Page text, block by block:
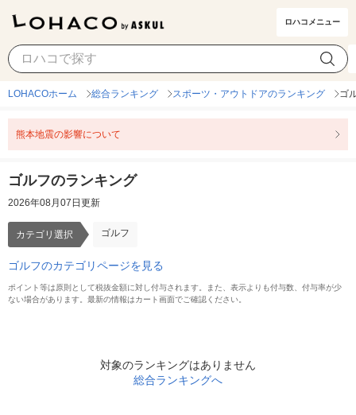
ロハコメニュー
ゴルフ カテゴリ選択
LOHACOホーム 総合ランキング スポーツ・アウトドアのランキング ゴ
熊本地震の影響について
ゴルフのランキング
2026年08月07日更新
カテゴリ選択 ゴルフ
ゴルフのカテゴリページを見る
ポイント等は原則として税抜金額に対し付与されます。また、表示よりも付与数、付与率が少
ない場合があります。最新の情報はカート画面でご確認ください。
対象のランキングはありません
総合ランキングへ